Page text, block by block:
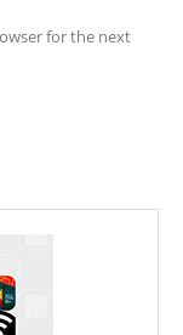
for the next